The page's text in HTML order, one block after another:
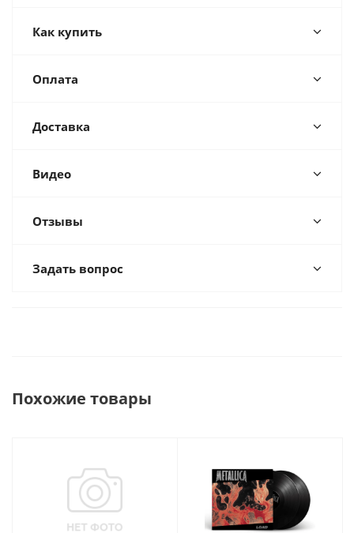
Как купить
Оплата
Доставка
Видео
Отзывы
Задать вопрос
Похожие товары